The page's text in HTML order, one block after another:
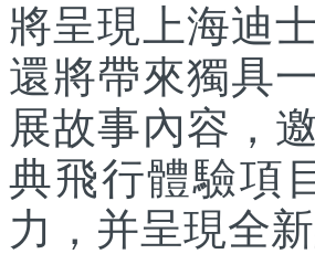
將呈現上海迪
還將帶來獨具
展故事內容，
典飛行體驗項
力，并呈現全新